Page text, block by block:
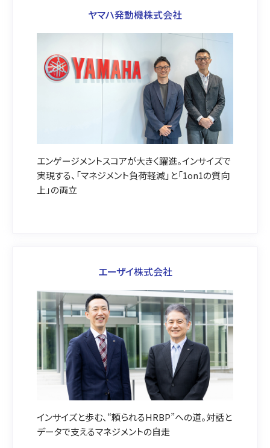
ヤマハ発動機株式会社
エンゲージメントスコアが大きく躍進。インサイズで
実現する、「マネジメント負荷軽減」と「1on1の質向
上」の両立
エーザイ株式会社
インサイズと歩む、“頼られるHRBP”への道。対話と
データで支えるマネジメントの自走